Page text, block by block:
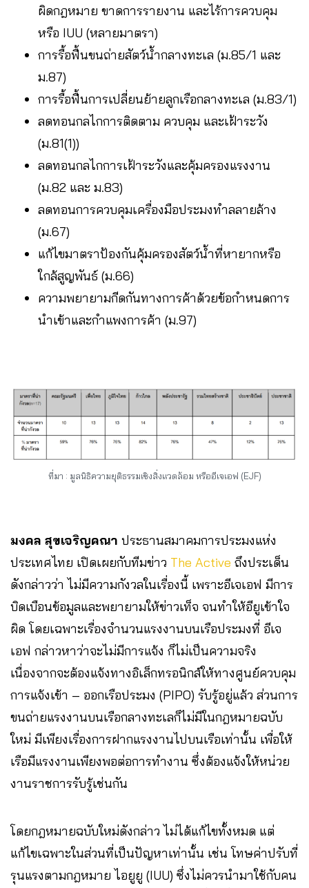
ผิดกฎหมาย ขาดการรายงาน และไร้การควบคุม
หรือ IUU (หลายมาตรา)
การรื้อฟื้นขนถ่ายสัตว์น้ำกลางทะเล (ม.85/1 และ
ม.87)
การรื้อฟื้นการเปลี่ยนย้ายลูกเรือกลางทะเล (ม.83/1)
ลดทอนกลไกการติดตาม ควบคุม และเฝ้าระวัง
(ม.81(1))
ลดทอนกลไกการเฝ้าระวังและคุ้มครองแรงงาน
(ม.82 และ ม.83)
ลดทอนการควบคุมเครื่องมือประมงทำลลายล้าง
(ม.67)
แก้ไขมาตราป้องกันคุ้มครองสัตว์น้ำที่หายากหรือ
ใกล้สูญพันธ์ (ม.66)
ความพยายามกีดกันทางการค้าด้วยข้อกำหนดการ
นำเข้าและกำแพงการค้า (ม.97)
ที่มา : มูลนิธิความยุติธรรมเชิงสิ่งแวดล้อม หรืออีเจเอฟ (EJF)
มงคล สุขเจริญคณา ประธานสมาคมการประมงแห่ง
ประเทศไทย เปิดเผยกับทีมข่าว The Active ถึงประเด็น
ดังกล่าวว่า ไม่มีความกังวลในเรื่องนี้ เพราะอีเจเอฟ มีการ
บิดเบือนข้อมูลและพยายามให้ข่าวเท็จ จนทำให้อียูเข้าใจ
ผิด โดยเฉพาะเรื่องจำนวนแรงงานบนเรือประมงที่ อีเจ
เอฟ กล่าวหาว่าจะไม่มีการแจ้ง ก็ไม่เป็นความจริง
เนื่องจากจะต้องแจ้งทางอิเล็กทรอนิกส์ให้ทางศูนย์ควบคุม
การแจ้งเข้า – ออกเรือประมง (PIPO) รับรู้อยู่แล้ว ส่วนการ
ขนถ่ายแรงงานบนเรือกลางทะเลก็ไม่มีในกฎหมายฉบับ
ใหม่ มีเพียงเรื่องการฝากแรงงานไปบนเรือเท่านั้น เพื่อให้
เรือมีแรงงานเพียงพอต่อการทำงาน ซึ่งต้องแจ้งให้หน่วย
งานราชการรับรู้เช่นกัน
โดยกฎหมายฉบับใหม่ดังกล่าว ไม่ได้แก้ไขทั้งหมด แต่
แก้ไขเฉพาะในส่วนที่เป็นปัญหาเท่านั้น เช่น โทษค่าปรับที่
รุนแรงตามกฎหมาย ไอยูยู (IUU) ซึ่งไม่ควรนำมาใช้กับคน